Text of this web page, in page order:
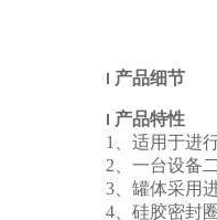
l 产品细节
l 产品特性
1、适用于进
2、一台设备
3、罐体采用
4、硅胶密封